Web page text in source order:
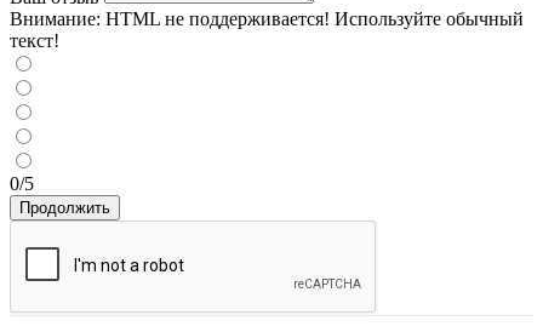
Внимание: HTML не поддерживается! Используйте обычный
текст!
0/5
Продолжить